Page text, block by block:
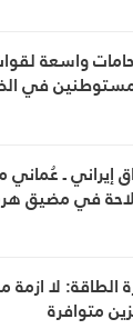
واسعة
في
إيراني ـ
في مضيق
الطاقة: لا
متوافرة